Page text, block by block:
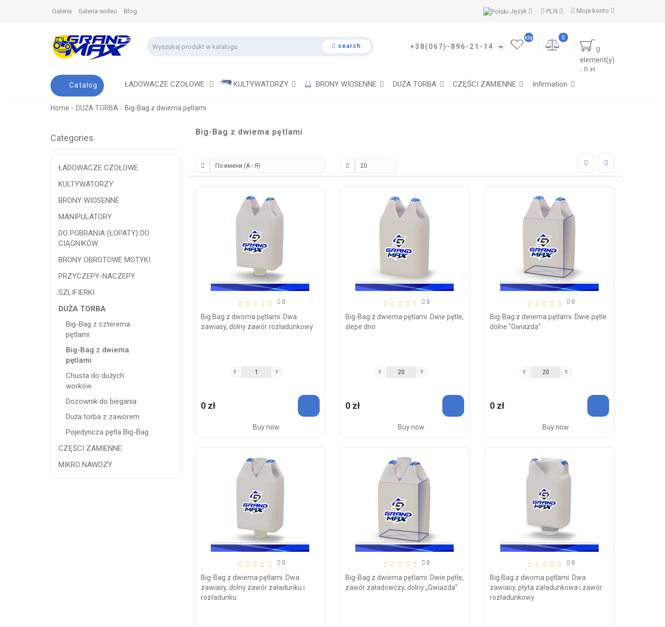
Moje konto
PLN
Język
Galeria Galeria wideo Blog
search +38(067)-896-21-14
0
element(y)
- 0 zł
0
zakładki
(0)
Catalog ŁADOWACZE CZOŁOWE KULTYWATORZY BRONY WIOSENNE DUŻA TORBA CZĘŚCI ZAMIENNE Infirmation
Home DUŻA TORBA Big-Bag z dwiema pętlami
Categories
ŁADOWACZE CZOŁOWE
KULTYWATORZY
BRONY WIOSENNE
MANIPULATORY
DO POBRANIA (ŁOPATY) DO
CIĄGNIKÓW
BRONY OBROTOWE MOTYKI
PRZYCZEPY-NACZEPY
SZLIFIERKI
DUŻA TORBA
Big-Bag z czterema
pętlami
Big-Bag z dwiema
pętlami
Chusta do dużych
worków
Dozownik do biegania
Duża torba z zaworem
Pojedyncza pętla Big-Bag
CZĘŚCI ZAMIENNE
MIKRO NAWOZY
Big-Bag z dwiema pętlami
0
Big Bag z dwoma pętlami. Dwa
zawiasy, dolny zawór rozładunkowy
0 zł
Buy now
0
Big-Bag z dwiema pętlami. Dwie pętle,
ślepe dno
0 zł
Buy now
0
Big-Bag z dwiema pętlami. Dwie pętle
dolne "Gwiazda"
0 zł
Buy now
0
Big-Bag z dwiema pętlami. Dwa
zawiasy, dolny zawór załadunku i
rozładunku
0
Big-Bag z dwiema pętlami. Dwie pętle,
zawór załadowczy, dolny „Gwiazda”
0
Big Bag z dwoma pętlami. Dwa
zawiasy, płyta załadunkowa i zawór
rozładunkowy